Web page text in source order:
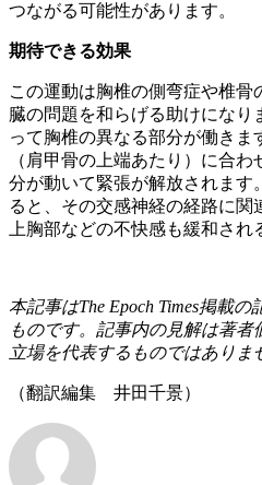
つながる可能性があります。
期待できる効果
この運動は胸椎の側弯症や椎
臓の問題を和らげる助けになり
って胸椎の異なる部分が働きま
（肩甲骨の上端あたり）に合
分が動いて緊張が解放されます
ると、その交感神経の経路に
上胸部などの不快感も緩和され
本記事はThe Epoch Times掲載
ものです。記事内の見解は著
立場を代表するものではありま
（翻訳編集 井田千景）